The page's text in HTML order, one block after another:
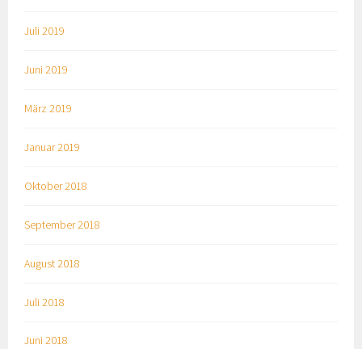
Juli 2019
Juni 2019
März 2019
Januar 2019
Oktober 2018
September 2018
August 2018
Juli 2018
Juni 2018